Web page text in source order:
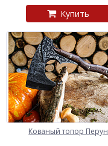
Купить
Кованый топор Перун